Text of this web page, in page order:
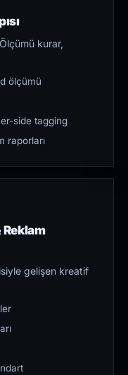
kurar,
ölçümü
side tagging
raporları
Reklam
gelişen kreatif